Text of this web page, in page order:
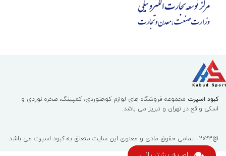
کبود اسپرت مجموعه فروشگاه های لوازم کوهنوردی، کمپینگ، صخره نوردی و
اسکی واقع در تهران و تبریز می باشد.
@2023 - تمامی حقوق مادی و معنوی این سایت متعلق به کبود اسپرت می باشد.